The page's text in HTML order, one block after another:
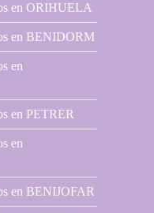
en ORIHUELA
en BENIDORM
en
en PETRER
en
en BENIJOFAR